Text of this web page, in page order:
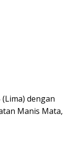
dengan
Manis Mata,